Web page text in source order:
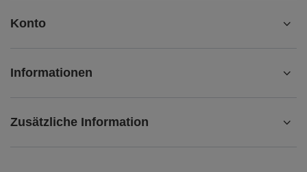
Konto
Informationen
Zusätzliche Information